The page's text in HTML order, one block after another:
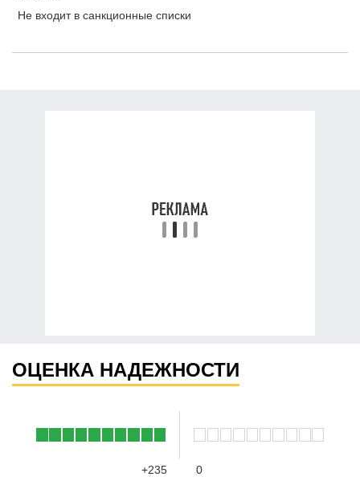
Не входит в санкционные списки
ОЦЕНКА НАДЕЖНОСТИ
+235 0